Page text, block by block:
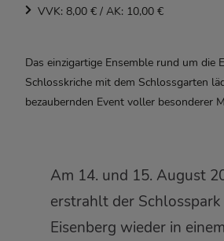
Das einzigartige Ensemble rund um die
Schlosskriche mit dem Schlossgarten
bezaubernden Event voller besonderer
Am 14. und 15. August
erstrahlt der Schlosspark
Eisenberg wieder in
VVK: 8,00 € / AK: 10,00 €